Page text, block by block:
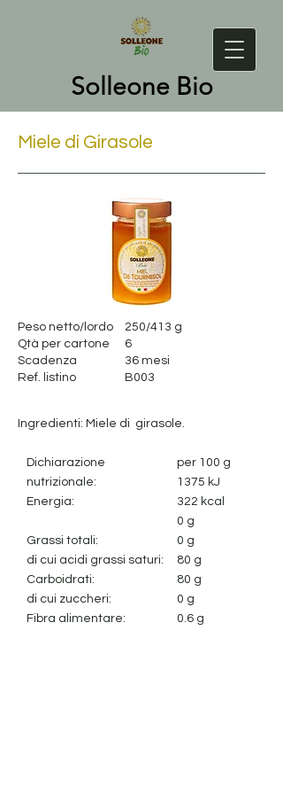
Solleone Bio
Miele di Girasole
Peso netto/lordo
Qtà per cartone
Scadenza
Ref. listino
250/413 g
6
36 mesi
B003
Ingredienti: Miele di girasole.
Dichiarazione
nutrizionale:
Energia:
Grassi totali:
di cui acidi grassi saturi:
Carboidrati:
di cui zuccheri:
Fibra alimentare:
per 100 g
1375 kJ
322 kcal
0 g
0 g
80 g
80 g
0 g
0.6 g